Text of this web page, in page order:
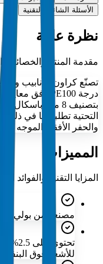
الأسئلة الشائعة التقنية
نظرة عامة
مقدمة المنتج والخصائص
بتصنيف 8
التحتية تطلباً بما في ذلك
والحفر الأفقي الموجه
المميزات
المزايا التقنية والفوائد
مصنعة من بولي إيثيلين خام 100%
للأشعة فوق